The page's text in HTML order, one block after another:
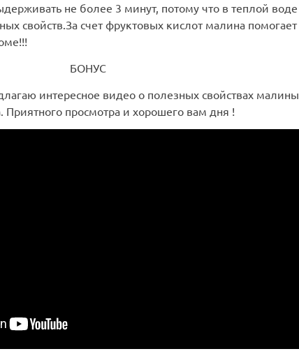
не более 3 минут, потому что в теплой воде
свойств.За счет фруктовых кислот малина помогает
БОНУС
интересное видео о полезных свойствах малины
Приятного просмотра и хорошего вам дня !